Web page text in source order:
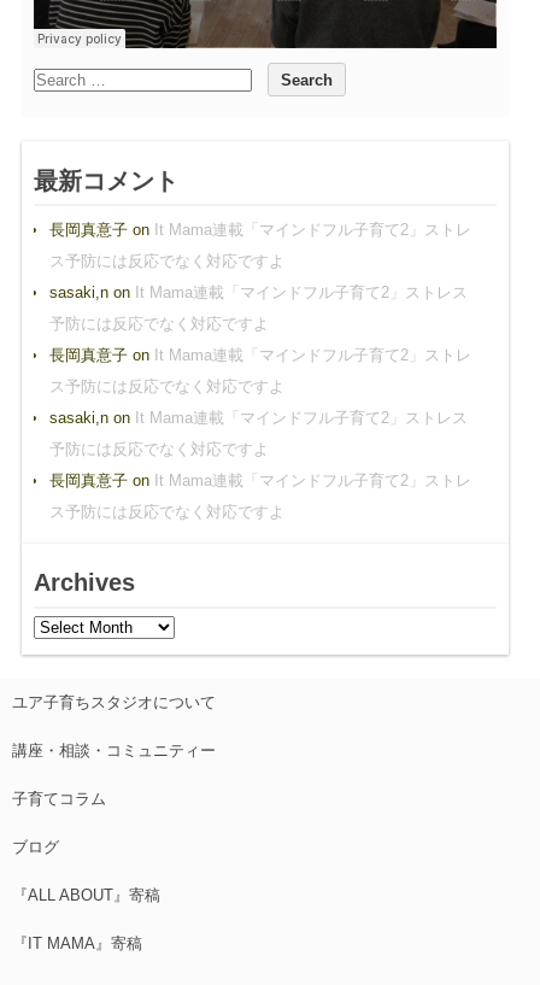
最新コメント
長岡真意子on It Mama連載「マインドフル子育て2」ストレ
ス予防には反応でなく対応ですよ
sasaki,non It Mama連載「マインドフル子育て2」ストレス
予防には反応でなく対応ですよ
長岡真意子on It Mama連載「マインドフル子育て2」ストレ
ス予防には反応でなく対応ですよ
sasaki,non It Mama連載「マインドフル子育て2」ストレス
予防には反応でなく対応ですよ
長岡真意子on It Mama連載「マインドフル子育て2」ストレ
ス予防には反応でなく対応ですよ
Archives
ユア子育ちスタジオについて
講座・相談・コミュニティー
子育てコラム
ブログ
『ALL ABOUT』寄稿
『IT MAMA』寄稿